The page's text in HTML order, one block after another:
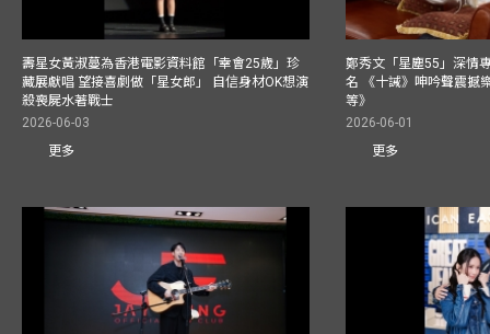
壽星女黃淑蔓為香港電影資料館「幸會25歲」珍
藏展獻唱 望接喜劇做「星女郎」 自信身材OK想演
殺喪屍水著戰士
2026-06-03
更多
鄭秀文「星塵55」深情
名 《十誡》呻吟聲震撼
等》
2026-06-01
更多